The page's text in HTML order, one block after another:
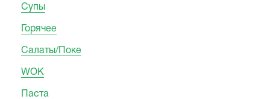
Супы
Горячее
Салаты/Поке
WOK
Паста